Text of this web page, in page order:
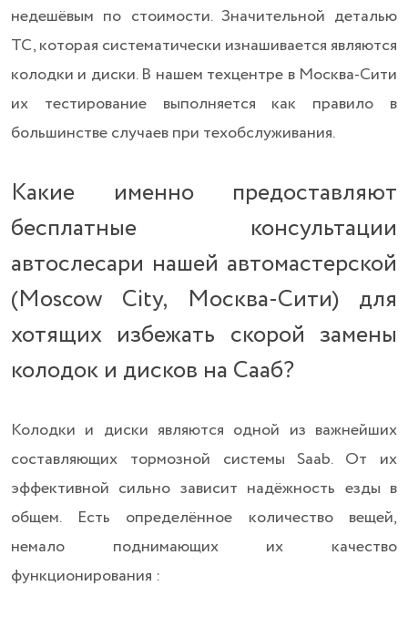
недешёвым по стоимости. Значительной деталью
ТС, которая систематически изнашивается являются
колодки и диски. В нашем техцентре в Москва-Сити
их тестирование выполняется как правило в
большинстве случаев при техобслуживания.
Какие именно предоставляют
бесплатные консультации
автослесари нашей автомастерской
(Moscow City, Москва-Сити) для
хотящих избежать скорой замены
колодок и дисков на Сааб?
Колодки и диски являются одной из важнейших
составляющих тормозной системы Saab. От их
эффективной сильно зависит надёжность езды в
общем. Есть определённое количество вещей,
немало поднимающих их качество
функционирования :